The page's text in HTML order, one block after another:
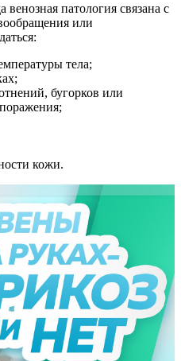
патология связана с
или
тела;
бугорков или
кожи.